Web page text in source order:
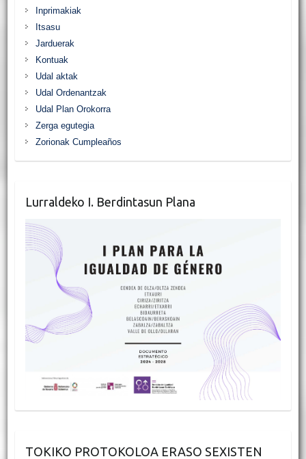
Inprimakiak
Itsasu
Jarduerak
Kontuak
Udal aktak
Udal Ordenantzak
Udal Plan Orokorra
Zerga egutegia
Zorionak Cumpleaños
Lurraldeko I. Berdintasun Plana
TOKIKO PROTOKOLOA ERASO SEXISTEN